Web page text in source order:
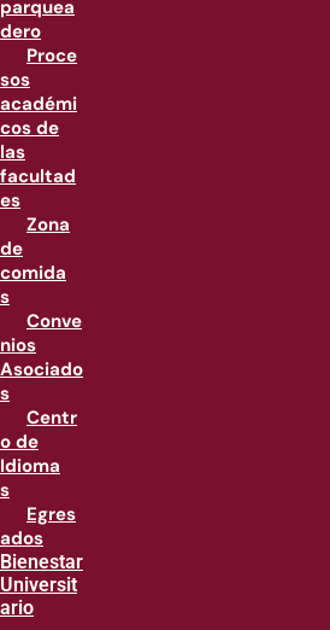
parquea
dero
Proce
sos
académi
cos de
las
facultad
es
Zona
de
comida
s
Conve
nios
Asociado
s
Centr
o de
Idioma
s
Egres
ados
Bienestar
Universit
ario